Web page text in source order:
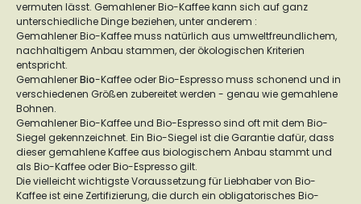
vermuten lässt. Gemahlener Bio-Kaffee kann sich auf ganz
unterschiedliche Dinge beziehen, unter anderem :
Gemahlener Bio-Kaffee muss natürlich aus umweltfreundlichem,
nachhaltigem Anbau stammen, der ökologischen Kriterien
entspricht.
GemahlenerBio-Kaffee oder Bio-Espresso muss schonend und in
verschiedenen Größen zubereitet werden - genau wie gemahlene
Bohnen.
Gemahlener Bio-Kaffee und Bio-Espresso sind oft mit dem Bio-
Siegel gekennzeichnet. Ein Bio-Siegel ist die Garantie dafür, dass
dieser gemahlene Kaffee aus biologischem Anbau stammt und
als Bio-Kaffee oder Bio-Espresso gilt.
Die vielleicht wichtigste Voraussetzung für Liebhaber von Bio-
Kaffee ist eine Zertifizierung, die durch ein obligatorisches Bio-